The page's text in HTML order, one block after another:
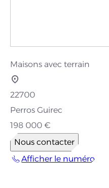
Maisons avec terrain
22700
Perros Guirec
198 000 €
Nous contacter
Afficher le numéro